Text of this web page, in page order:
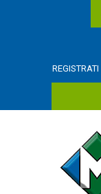
REGISTRATI